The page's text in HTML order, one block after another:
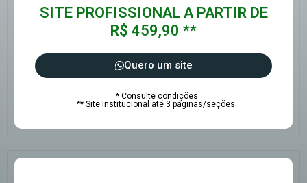
SITE PROFISSIONAL A PARTIR DE
R$ 459,90 **
Quero um site
* Consulte condições
** Site Institucional até 3 páginas/seções.